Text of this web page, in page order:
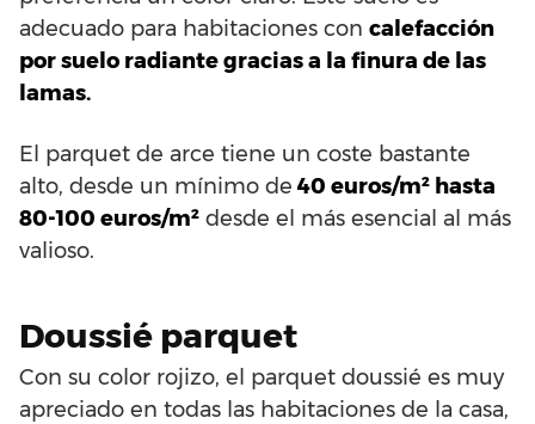
adecuado para habitaciones con calefacción
por suelo radiante gracias a la finura de las
lamas.
El parquet de arce tiene un coste bastante
alto, desde un mínimo de 40 euros/m² hasta
80-100 euros/m² desde el más esencial al más
valioso.
Doussié parquet
Con su color rojizo, el parquet doussié es muy
apreciado en todas las habitaciones de la casa,